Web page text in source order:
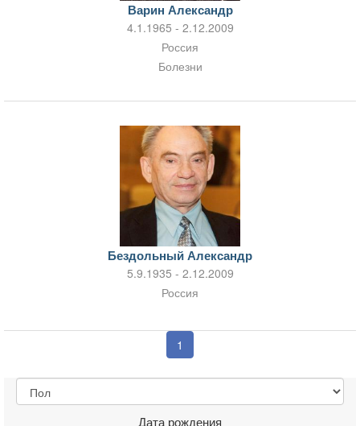
Варин Александр
4.1.1965 - 2.12.2009
Россия
Болезни
Бездольный Александр
5.9.1935 - 2.12.2009
Россия
1
Дата рождения